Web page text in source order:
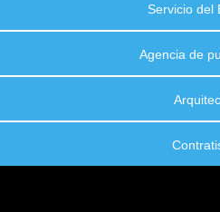
Servicio del
Agencia de